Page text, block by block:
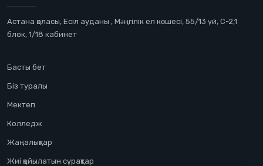
Астана қаласы, Есіл ауданы , Мəңгілік ел көшесі, 55/13 үй, С-2,1
блок, 1/18 кабинет
Басты бет
Біз туралы
Мектеп
Колледж
Жаңалықтар
Жиі қойылатын сұрақтар